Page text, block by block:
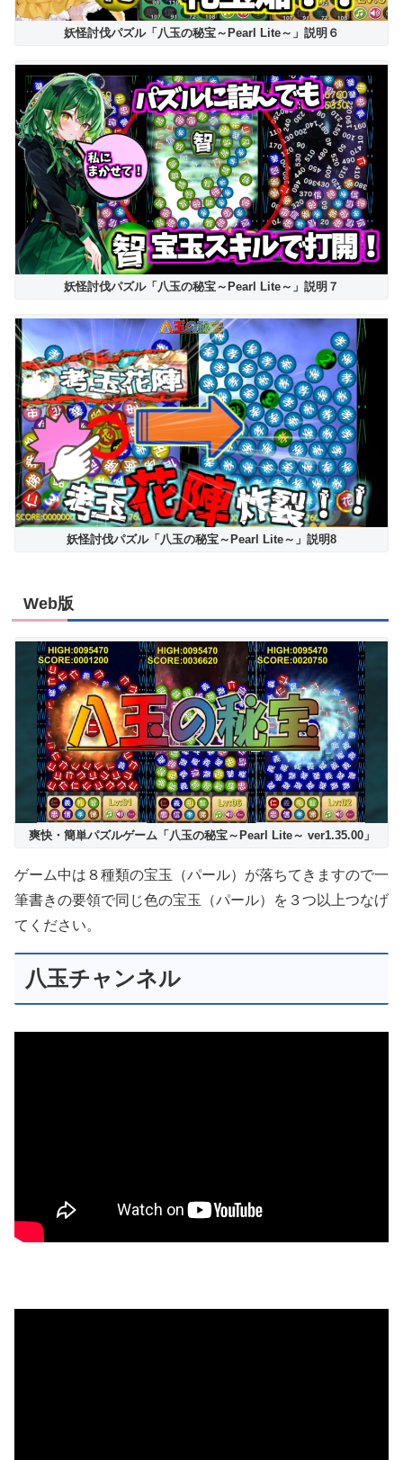
妖怪討伐パズル「八玉の秘宝～Pearl Lite～」説明６
妖怪討伐パズル「八玉の秘宝～Pearl Lite～」説明７
妖怪討伐パズル「八玉の秘宝～Pearl Lite～」説明8
Web版
爽快・簡単パズルゲーム「八玉の秘宝～Pearl Lite～ ver1.35.00」
ゲーム中は８種類の宝玉（パール）が落ちてきますので一
筆書きの要領で同じ色の宝玉（パール）を３つ以上つなげ
てください。
八玉チャンネル